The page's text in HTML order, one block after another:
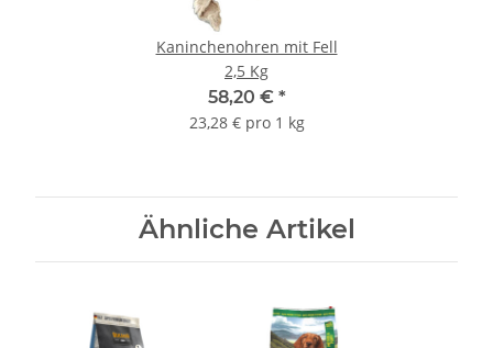
Kaninchenohren mit Fell
2,5 Kg
58,20 € *
23,28 € pro 1 kg
Ähnliche Artikel